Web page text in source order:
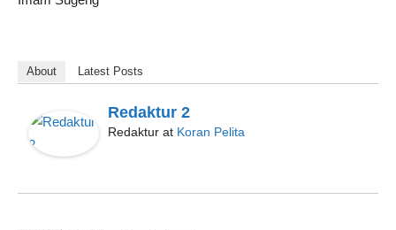
About Latest Posts
Redaktur 2
Redaktur at Koran Pelita